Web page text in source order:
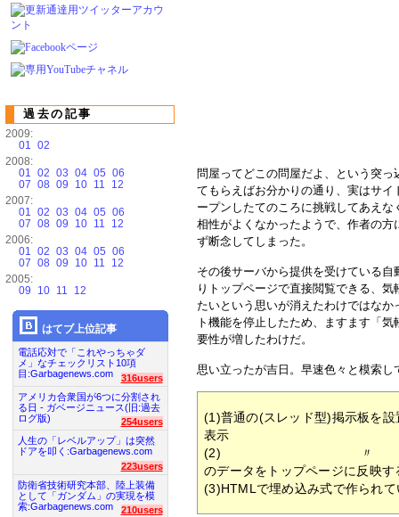
問屋ってどこの問屋だよ、という突っ
てもらえばお分かりの通り、実はサ
ープンしたてのころに挑戦してあえ
相性がよくなかったようで、作者の
ず断念してしまった。
その後サーバから提供を受けている
りトップページで直接閲覧できる、
たいという思いが消えたわけではな
ト機能を停止したため、ますます「
要性が増したわけだ。
思い立ったが吉日。早速色々と模索し
(1)普通の(スレッド型)掲示板を
表示
(2) 〃 RSS
のデータをトップページに反映す
(3)HTMLで埋め込み式で作られ
過去の記事
2009:
01 02
2008:
01 02 03 04 05 06
07 08 09 10 11
12
2007:
01 02 03 04 05 06
07 08 09 10 11
12
2006:
01 02 03 04 05 06
07 08 09 10 11
12
2005:
09
10 11 12
はてブ上位記事
電話応対で「これやっちゃダ
メ」なチェックリスト10項
目:Garbagenews.com
316users
アメリカ合衆国が6つに分割され
る日 - ガベージニュース(旧:過去
ログ版)
254users
人生の「レベルアップ」は突然
ドアを叩く:Garbagenews.com
223users
防衛省技術研究本部、陸上装備
として「ガンダム」の実現を模
索:Garbagenews.com
210users